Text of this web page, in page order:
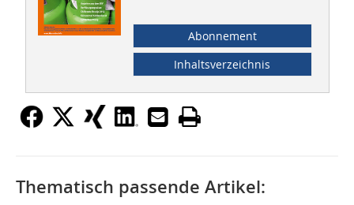
Abonnement
Inhaltsverzeichnis
Thematisch passende Artikel: